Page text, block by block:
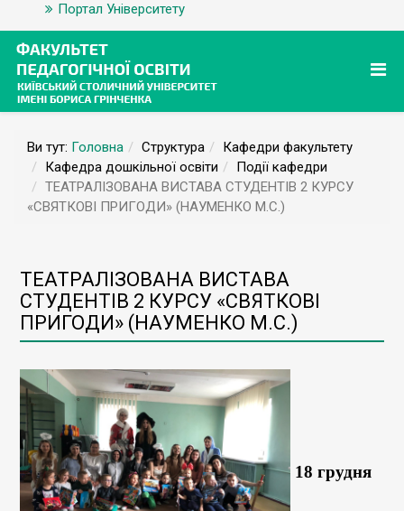
Портал Університету
Ви тут: Головна Структура
Кафедри факультету
Кафедра дошкільної освіти
Події кафедри
ТЕАТРАЛІЗОВАНА ВИСТАВА СТУДЕНТІВ 2 КУРСУ
«СВЯТКОВІ ПРИГОДИ» (НАУМЕНКО М.С.)
ТЕАТРАЛІЗОВАНА ВИСТАВА
СТУДЕНТІВ 2 КУРСУ «СВЯТКОВІ
ПРИГОДИ» (НАУМЕНКО М.С.)
18 грудня